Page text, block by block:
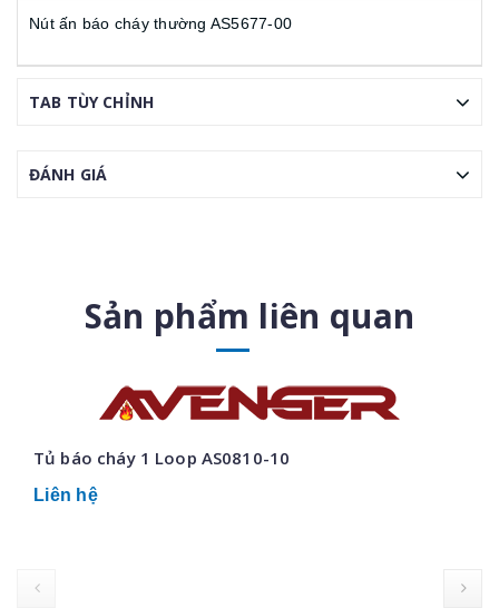
Nút ấn báo cháy thường AS5677-00
TAB TÙY CHỈNH
ĐÁNH GIÁ
Sản phẩm liên quan
Tủ báo cháy 1 Loop AS0810-10
Liên hệ